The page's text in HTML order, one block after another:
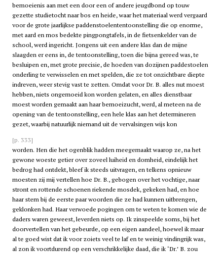
bemoeienis aan met een door een of andere jeugdbond op touw
gezette studietocht naar bos en heide, waar het materiaal werd vergaard
voor de grote jaarlijkse paddenstoelententoonstelling die op enorme,
met aard en mos bedekte pingpongtafels, in de fietsenkelder van de
school, werd ingericht. Jongens uit een andere klas dan de mijne
slaagden er eens in, de tentoonstelling, toen die bijna gereed was, te
besluipen en, met grote precisie, de hoeden van dozijnen paddestoelen
onderling te verwisselen en met spelden, die ze tot onzichtbare diepte
indreven, weer stevig vast te zetten. Omdat voor Dr. B. alles nut moest
hebben, niets ongemoeid kon worden gelaten, en alles dienstbaar
moest worden gemaakt aan haar bemoeizucht, werd, al meteen na de
opening van de tentoonstelling, een hele klas aan het determineren
gezet, waarbij natuurlijk niemand uit de vervalsingen wijs kon
[p. 333]
worden. Hen die het ogenblik hadden meegemaakt waarop ze, na het
gewone woeste getier over zoveel luiheid en domheid, eindelijk het
bedrog had ontdekt, bleef ik steeds uitvragen, en telkens opnieuw
moesten zij mij vertellen hoe Dr. B., gebogen over het vochtige, naar
stront en rottende schoenen riekende mosdek, gekeken had, en hoe
haar stem bij de eerste paar woorden die ze had kunnen uitbrengen,
geklonken had. Haar verwoede pogingen om te weten te komen wie de
daders waren geweest, leverden niets op. Ik zinspeelde soms, bij het
doorvertellen van het gebeurde, op een eigen aandeel, hoewel ik maar
al te goed wist dat ik voor zoiets veel te laf en te weinig vindingrijk was,
al zon ik voortdurend op een verschrikkelijke daad, die ik ‘Dr.’ B. zou